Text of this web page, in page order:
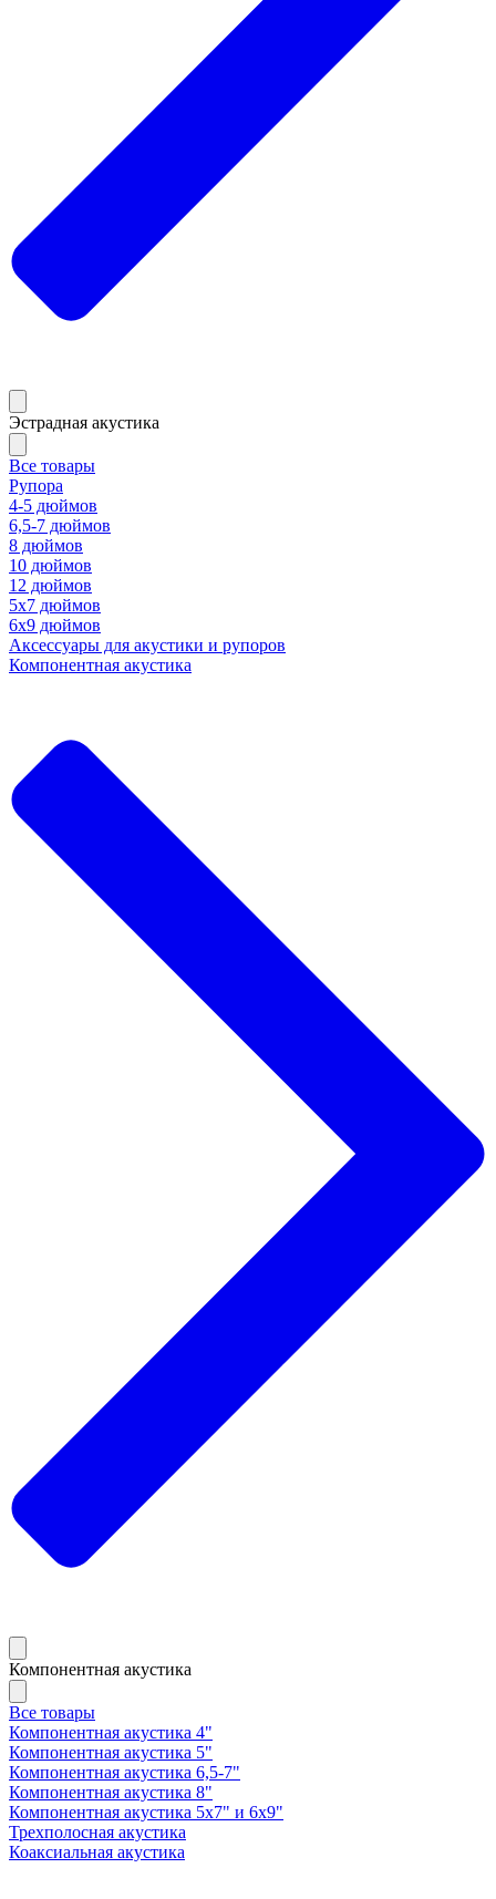
Эстрадная акустика
Все товары
Рупора
4-5 дюймов
6,5-7 дюймов
8 дюймов
10 дюймов
12 дюймов
5x7 дюймов
6х9 дюймов
Аксессуары для акустики и рупоров
Компонентная акустика
Компонентная акустика
Все товары
Компонентная акустика 4"
Компонентная акустика 5"
Компонентная акустика 6,5-7"
Компонентная акустика 8"
Компонентная акустика 5х7" и 6х9"
Трехполосная акустика
Коаксиальная акустика